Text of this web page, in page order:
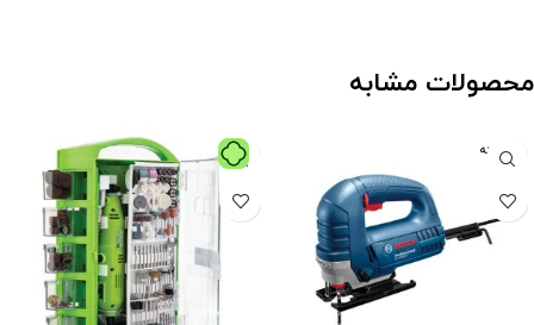
محصولات مشابه
فروخته
شده